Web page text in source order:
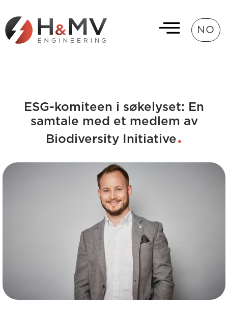
NO
ESG-komiteen i søkelyset: En
samtale med et medlem av
Biodiversity Initiative